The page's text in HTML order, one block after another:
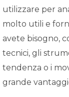
utilizzare per
molto utili e
avete bisogno,
tecnici, gli
tendenza o i
grande